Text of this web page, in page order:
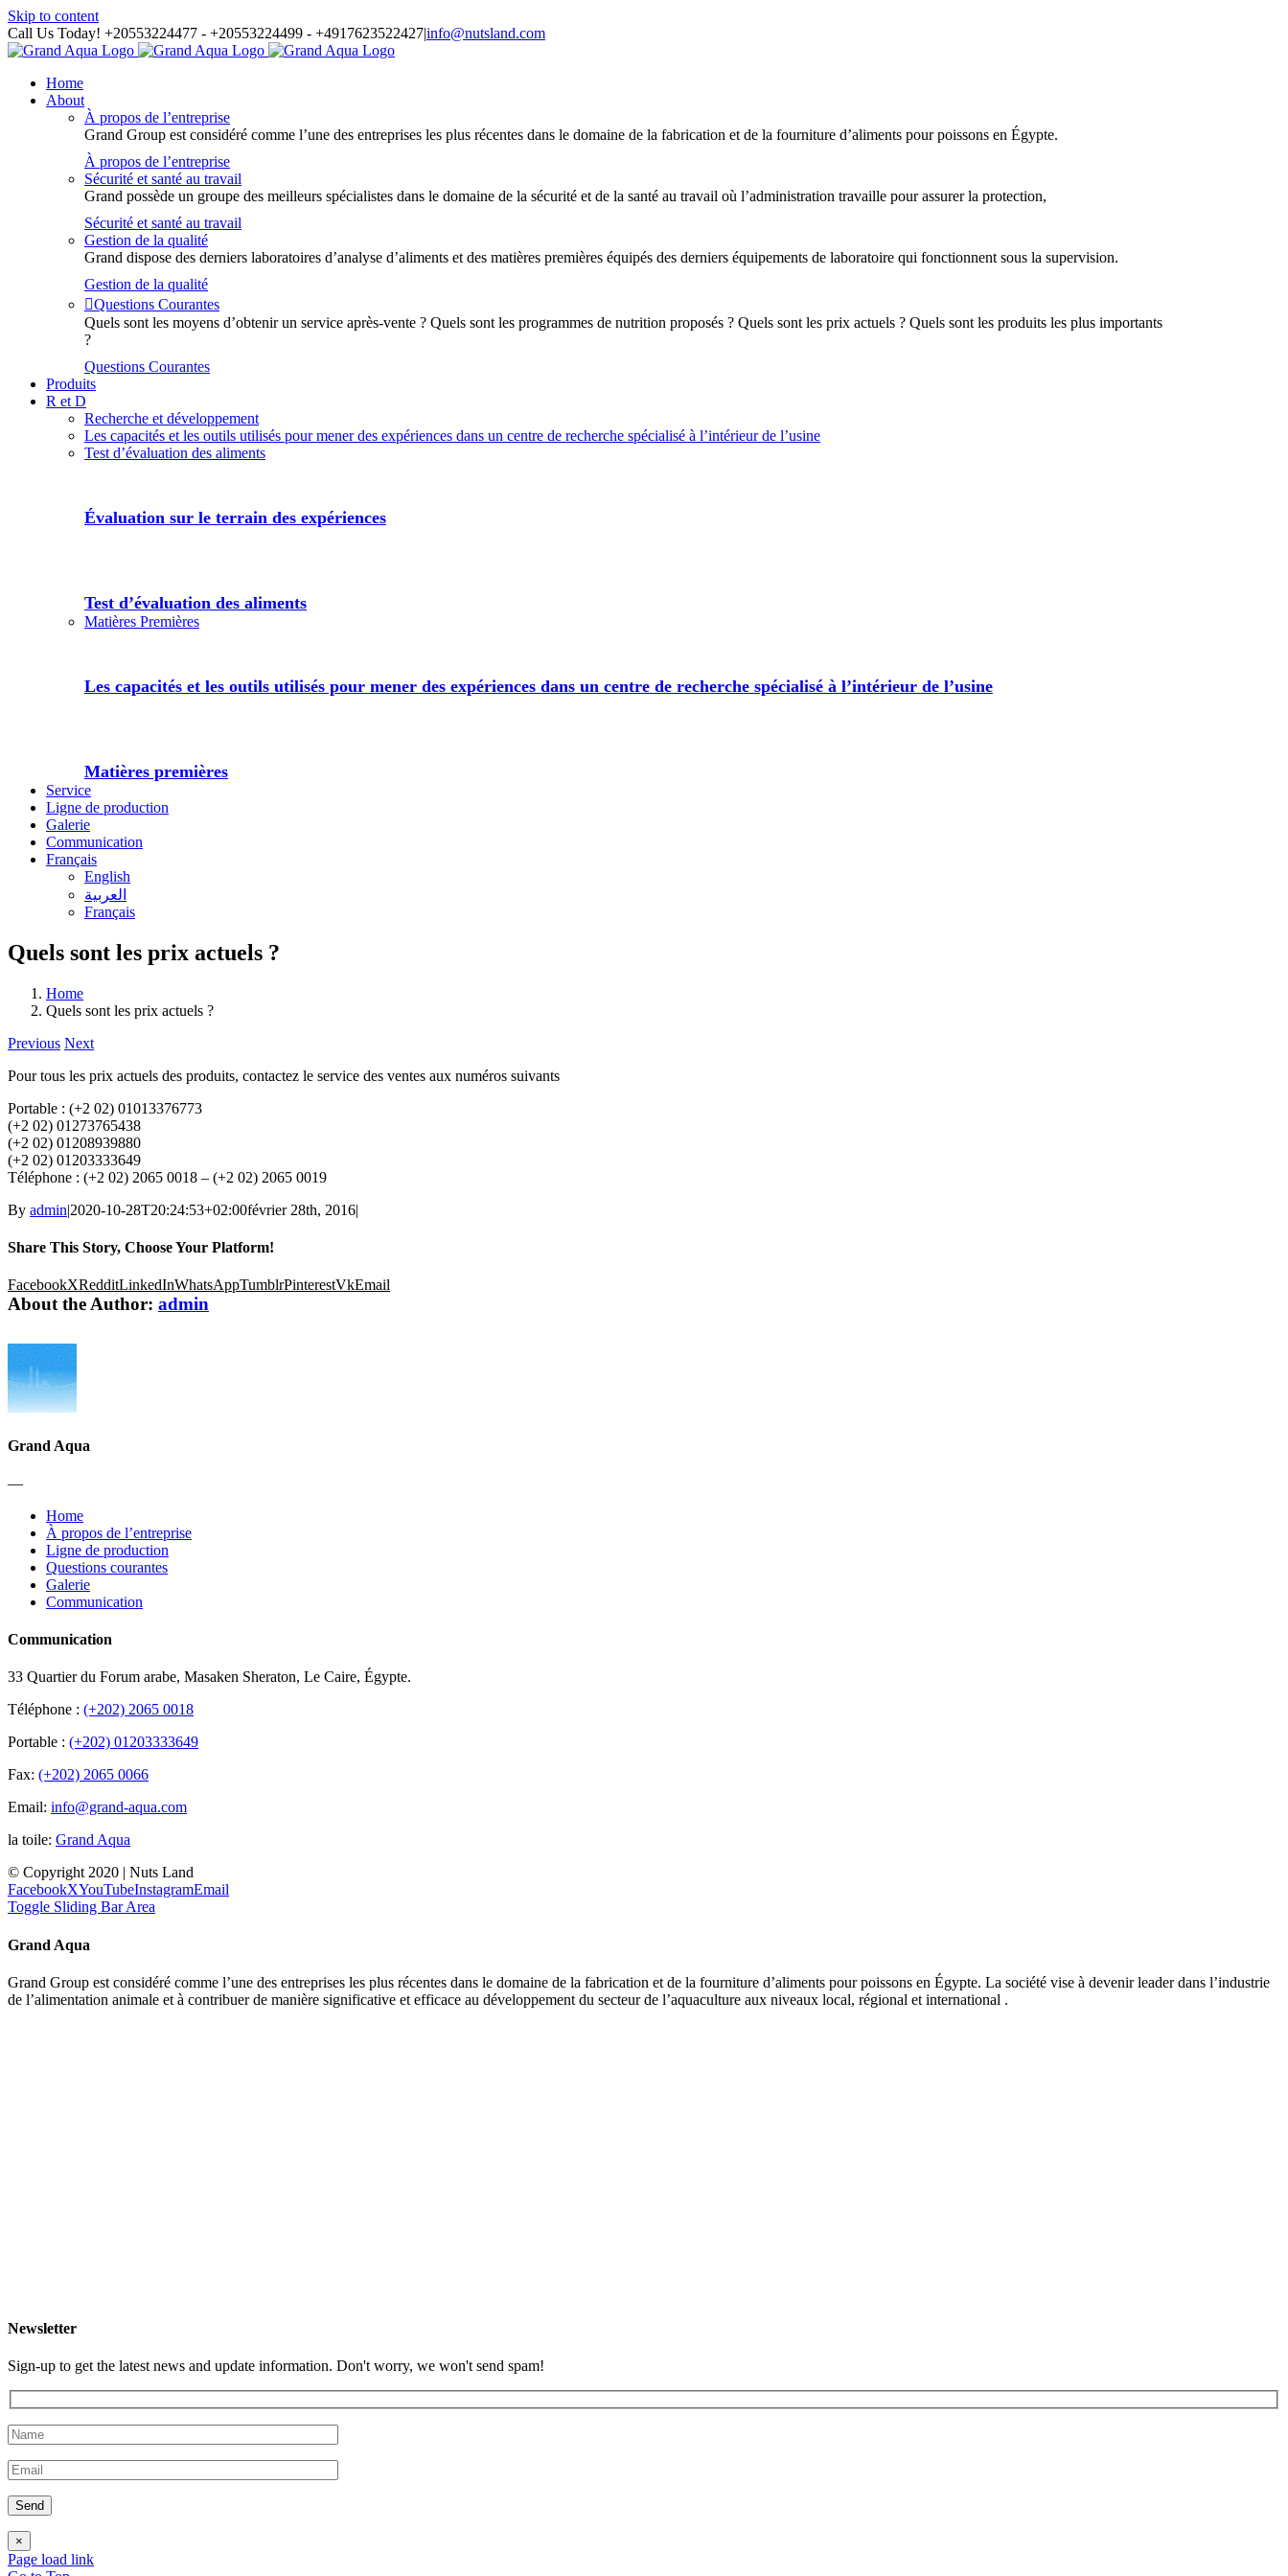
Skip to content
Call Us Today! +20553224477 - +20553224499 - +4917623522427|info@nutsland.com
Home
About
À propos de l’entreprise
Grand Group est considéré comme l’une des entreprises les plus récentes dans le domaine de la fabrication et de la fourniture d’aliments pour poissons en Égypte.
À propos de l’entreprise
Sécurité et santé au travail
Grand possède un groupe des meilleurs spécialistes dans le domaine de la sécurité et de la santé au travail où l’administration travaille pour assurer la protection,
Sécurité et santé au travail
Gestion de la qualité
Grand dispose des derniers laboratoires d’analyse d’aliments et des matières premières équipés des derniers équipements de laboratoire qui fonctionnent sous la supervision.
Gestion de la qualité
Questions Courantes
Quels sont les moyens d’obtenir un service après-vente ? Quels sont les programmes de nutrition proposés ? Quels sont les prix actuels ? Quels sont les produits les plus importants
?
Questions Courantes
Produits
R et D
Recherche et développement
Les capacités et les outils utilisés pour mener des expériences dans un centre de recherche spécialisé à l’intérieur de l’usine
Test d’évaluation des aliments
Évaluation sur le terrain des expériences
Test d’évaluation des aliments
Matières Premières
Les capacités et les outils utilisés pour mener des expériences dans un centre de recherche spécialisé à l’intérieur de l’usine
Matières premières
Service
Ligne de production
Galerie
Communication
Français
English
العربية
Français
Quels sont les prix actuels ?
Home
Quels sont les prix actuels ?
Previous Next
Pour tous les prix actuels des produits, contactez le service des ventes aux numéros suivants
Portable : (+2 02) 01013376773
(+2 02) 01273765438
(+2 02) 01208939880
(+2 02) 01203333649
Téléphone : (+2 02) 2065 0018 – (+2 02) 2065 0019
By admin|2020-10-28T20:24:53+02:00février 28th, 2016|
Share This Story, Choose Your Platform!
FacebookXRedditLinkedInWhatsAppTumblrPinterestVkEmail
About the Author: admin
Grand Aqua
—
Home
À propos de l’entreprise
Ligne de production
Questions courantes
Galerie
Communication
Communication
33 Quartier du Forum arabe, Masaken Sheraton, Le Caire, Égypte.
Téléphone : (+202) 2065 0018
Portable : (+202) 01203333649
Fax: (+202) 2065 0066
Email: info@grand-aqua.com
la toile: Grand Aqua
© Copyright 2020 | Nuts Land
FacebookXYouTubeInstagramEmail
Toggle Sliding Bar Area
Grand Aqua
Grand Group est considéré comme l’une des entreprises les plus récentes dans le domaine de la fabrication et de la fourniture d’aliments pour poissons en Égypte. La société vise à devenir leader dans l’industrie
de l’alimentation animale et à contribuer de manière significative et efficace au développement du secteur de l’aquaculture aux niveaux local, régional et international .
Newsletter
Sign-up to get the latest news and update information. Don't worry, we won't send spam!
×
Page load link